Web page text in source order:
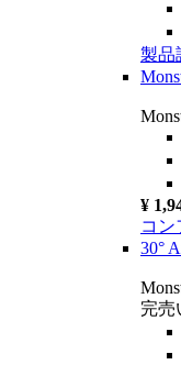
製品
¥
コン
30°
完売